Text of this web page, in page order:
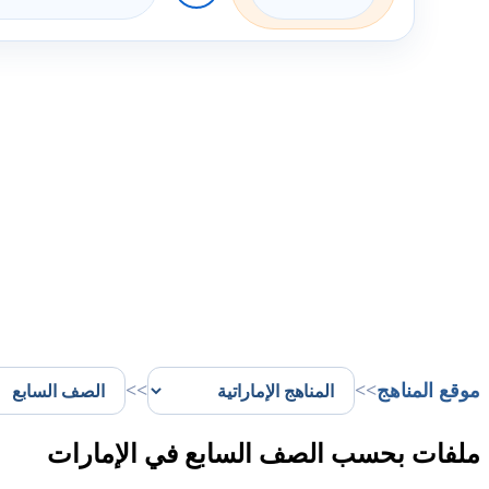
موقع المناهج>>
>>
ملفات بحسب الصف السابع في الإمارات